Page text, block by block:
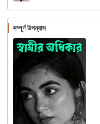
সম্পূর্ণ উপন্যাস